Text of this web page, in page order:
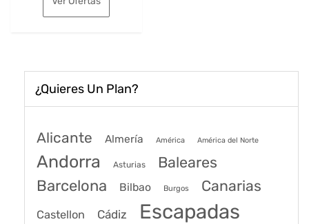
era: es:
¿Quieres Un Plan?
Alicante Almería América América del Norte
Andorra Asturias Baleares
Barcelona Bilbao Burgos Canarias
Castellon Cádiz Escapadas